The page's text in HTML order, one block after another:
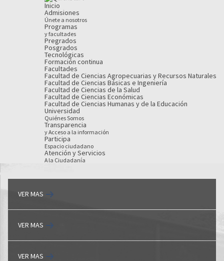
Inicio
Admisiones
Únete a nosotros
Programas
y facultades
Pregrados
Posgrados
Tecnológicas
Formación continua
Facultades
Facultad de Ciencias Agropecuarias y Recursos Naturales
Facultad de Ciencias Básicas e Ingeniería
Facultad de Ciencias de la Salud
Facultad de Ciencias Económicas
Facultad de Ciencias Humanas y de la Educación
Universidad
Quiénes Somos
Transparencia
y Acceso a la información
Participa
Espacio ciudadano
Atención y Servicios
A la Ciudadanía
VER MAS
VER MAS
VER MAS